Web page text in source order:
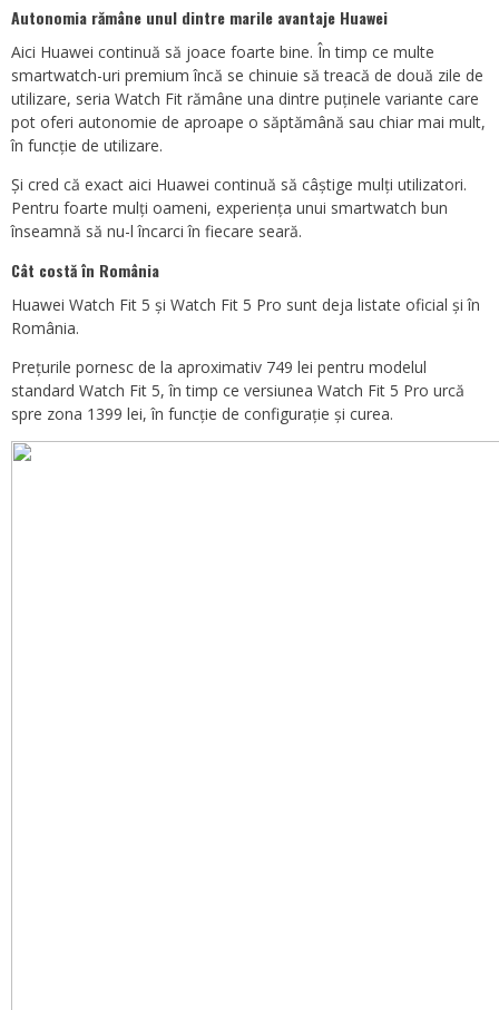
Autonomia rămâne unul dintre marile avantaje Huawei
Aici Huawei continuă să joace foarte bine. În timp ce multe
smartwatch-uri premium încă se chinuie să treacă de două zile de
utilizare, seria Watch Fit rămâne una dintre puținele variante care
pot oferi autonomie de aproape o săptămână sau chiar mai mult,
în funcție de utilizare.
Și cred că exact aici Huawei continuă să câștige mulți utilizatori.
Pentru foarte mulți oameni, experiența unui smartwatch bun
înseamnă să nu-l încarci în fiecare seară.
Cât costă în România
Huawei Watch Fit 5 și Watch Fit 5 Pro sunt deja listate oficial și în
România.
Prețurile pornesc de la aproximativ 749 lei pentru modelul
standard Watch Fit 5, în timp ce versiunea Watch Fit 5 Pro urcă
spre zona 1399 lei, în funcție de configurație și curea.